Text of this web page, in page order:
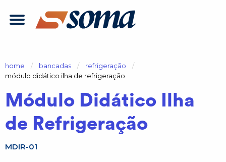
home bancadas
refrigeração
atual:
módulo didático ilha de refrigeração
Módulo Didático Ilha
de Refrigeração
MDIR-01